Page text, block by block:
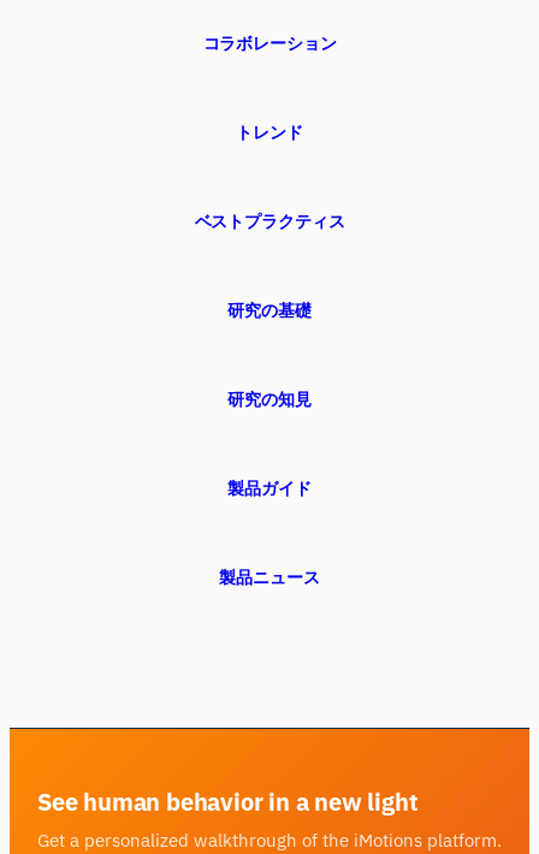
コラボレーション
トレンド
ベストプラクティス
研究の基礎
研究の知見
製品ガイド
製品ニュース
See human behavior in a new light
Get a personalized walkthrough of the iMotions platform.